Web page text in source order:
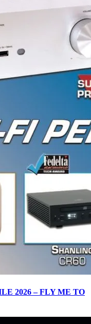
2026 – FLY ME TO